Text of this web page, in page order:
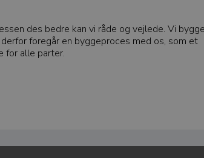
des bedre kan vi råde og vejlede. Vi
foregår en byggeproces med os, som et
for alle parter.